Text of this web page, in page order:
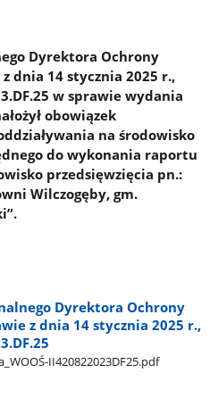
Dyrektora Ochrony
dnia 14 stycznia 2025 r.,
w sprawie wydania
obowiązek
na środowisko
do wykonania raportu
przedsięwzięcia pn.:
Wilczogęby, gm.
Dyrektora Ochrony
z dnia 14 stycznia 2025 r.,
II420822023DF25.pdf